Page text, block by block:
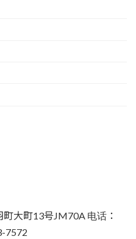
大町13号JM70A 电话：
7572